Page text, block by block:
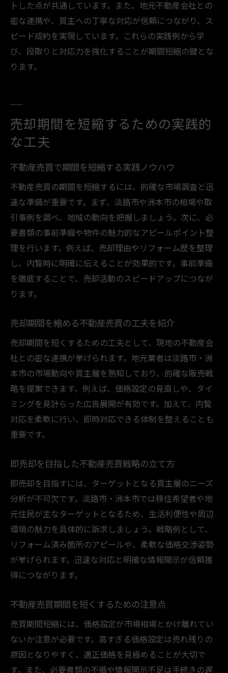
トした点が共通しています。また、地元不動産会社との
密な連携や、買主への丁寧な対応が信頼につながり、ス
ピード成約を実現しています。これらの実践例から学
び、段取りと対応力を強化することが期間短縮の鍵とな
ります。
売却期間を短縮するための実践的
な工夫
不動産売買で期間を短縮する実践ノウハウ
不動産売買の期間を短縮するには、的確な市場調査と迅
速な準備が重要です。まず、淡路市や洲本市の相場や取
引事例を調べ、地域の動向を把握しましょう。次に、必
要書類の事前準備や物件の魅力的なアピールポイント整
理を行います。例えば、売却理由やリフォーム歴を整理
し、内覧時に明確に伝えることが効果的です。事前準備
を徹底することで、売却活動のスピードアップにつなが
ります。
売却期間を縮める不動産売買の工夫を紹介
売却期間を短くするための工夫として、現地の不動産会
社との密な連携が挙げられます。地元業者は淡路市・洲
本市の市場動向や買主層を熟知しており、的確な販売戦
略を提案できます。例えば、価格設定の見直しや、タイ
ミングを見計らった広告展開が有効です。加えて、内覧
対応を柔軟に行い、即時対応できる体制を整えることも
重要です。
即売却を目指した不動産売買戦略の立て方
即売却を目指すには、ターゲットとなる買主層のニーズ
分析が不可欠です。淡路市・洲本市では移住希望者や地
元住民が主なターゲットとなるため、生活利便性や周辺
環境の魅力を具体的に訴求しましょう。戦略例として、
リフォーム済み箇所のアピールや、柔軟な価格交渉姿勢
が挙げられます。迅速な対応と明確な情報開示が信頼獲
得につながります。
不動産売買期間を短くするための注意点
売買期間短縮には、価格設定が市場相場とかけ離れてい
ないか注意が必要です。高すぎる価格設定は売れ残りの
原因となりやすく、適正価格を見極めることが大切で
す。また、必要書類の不備や情報開示不足は手続きの遅